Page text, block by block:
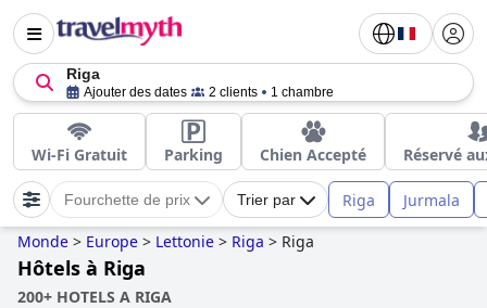
Riga
Ajouter des dates 2 clients 1 chambre
Wi-Fi Gratuit Parking Chien Accepté Réservé
Fourchette de prix Trier par Riga Jurmala
Monde > Europe > Lettonie > Riga > Riga
Hôtels à Riga
200+ HOTELS A RIGA